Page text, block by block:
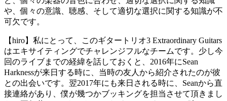
や、個々の意識、聴感、そして適切な選択に関する知識が不
可欠です。
【hiro】私にとって、このギタートリオ3 Extraordinary Guitars
はエキサイティングでチャレンジフルなチームです。少し今
回のライブまでの経緯を話しておくと、2016年にSean
Harknessが来日する時に、当時の友人から紹介されたのが彼
との出会いです。翌2017年にも来日される時に、Seanから直
接連絡があり、僕が幾つかブッキングを担当させて頂きまし